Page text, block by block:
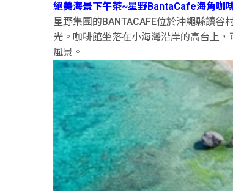
絕美海景下午茶~星野BantaCafe海角咖
星野集團的BANTACAFE位於沖繩縣讀
光。咖啡館坐落在小海灣沿岸的高台上
風景。